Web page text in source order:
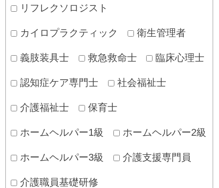
リフレクソロジスト
カイロプラクティック 衛生管理者
義肢装具士 救急救命士 臨床心理士
認知症ケア専門士 社会福祉士
介護福祉士 保育士
ホームヘルパー1級 ホームヘルパー2級
ホームヘルパー3級 介護支援専門員
介護職員基礎研修